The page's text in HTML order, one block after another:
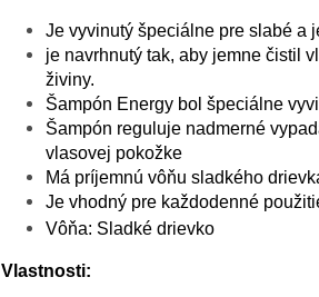
Je vyvinutý špeciálne pre slabé a
je navrhnutý tak, aby jemne čistil
živiny.
Šampón Energy bol špeciálne
Šampón reguluje nadmerné
vlasovej pokožke
Má príjemnú vôňu sladkého
Je vhodný pre každodenné
Vôňa: Sladké drievko
Vlastnosti: